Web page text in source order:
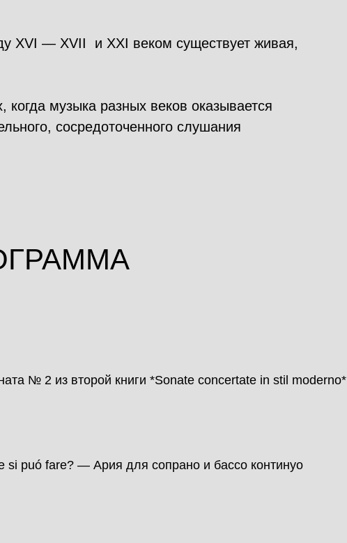
XVI — XVII и XXI веком существует живая,
музыка разных веков оказывается
сосредоточенного слушания
№ 2 из второй книги *Sonate concertate in stil moderno*
si puó fare? — Ария для сопрано и бассо континуо